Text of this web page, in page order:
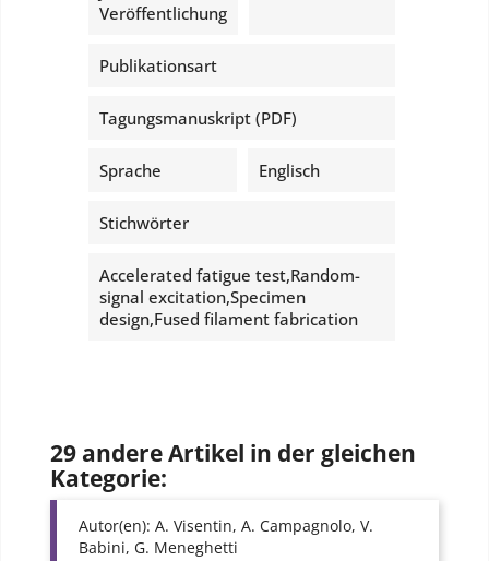
Veröffentlichung
Publikationsart
Tagungsmanuskript (PDF)
Sprache Englisch
Stichwörter
Accelerated fatigue test,Random-
signal excitation,Specimen
design,Fused filament fabrication
29 andere Artikel in der gleichen
Kategorie:
Autor(en): A. Visentin, A. Campagnolo, V.
Babini, G. Meneghetti